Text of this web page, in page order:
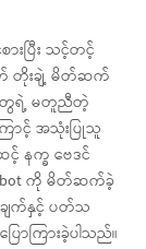
ပြီး သင့်တင့်
တိုးချဲ့ မိတ်ဆက်
တွေရဲ့ မတူညီတဲ့
ာင့် အသုံးပြုသူ
နက္ခ ဗေဒင်
ကို မိတ်ဆက်ခဲ့
ျက်နှင့် ပတ်သ
ောကြားခဲ့ပါသည်။